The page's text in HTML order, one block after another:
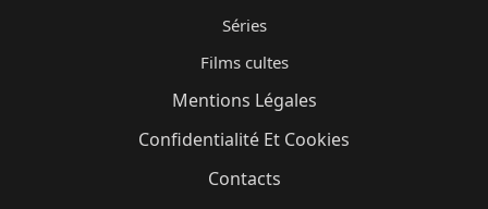
Séries
Films cultes
Mentions Légales
Confidentialité Et Cookies
Contacts